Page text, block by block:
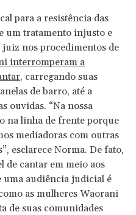
para a resistência das
um tratamento injusto e
nos procedimentos de
interromperam a
, carregando suas
de barro, até a
ouvidas. “Na nossa
na linha de frente porque
mediadoras com outras
esclarece Norma. De fato,
de cantar em meio aos
uma audiência judicial é
as mulheres Waorani
de suas comunidades